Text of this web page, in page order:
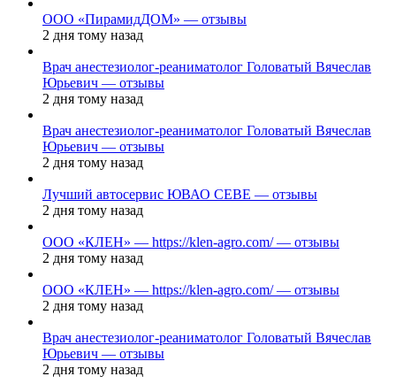
ООО «ПирамидДОМ» — отзывы
2 дня тому назад
Врач анестезиолог-реаниматолог Головатый Вячеслав
Юрьевич — отзывы
2 дня тому назад
Врач анестезиолог-реаниматолог Головатый Вячеслав
Юрьевич — отзывы
2 дня тому назад
Лучший автосервис ЮВАО CEBE — отзывы
2 дня тому назад
ООО «КЛЕН» — https://klen-agro.com/ — отзывы
2 дня тому назад
ООО «КЛЕН» — https://klen-agro.com/ — отзывы
2 дня тому назад
Врач анестезиолог-реаниматолог Головатый Вячеслав
Юрьевич — отзывы
2 дня тому назад